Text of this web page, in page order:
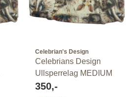
Celebrian's Design
Celebrians Design
Ullsperrelag MEDIUM
350,-